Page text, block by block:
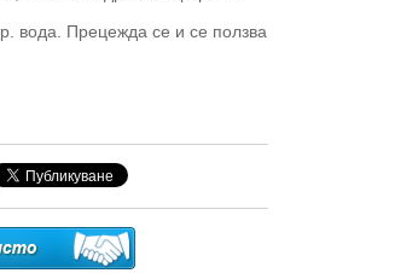
вода. Прецежда се и се ползва